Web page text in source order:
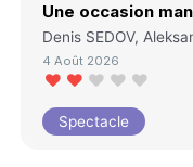
Une occasion
Denis SEDOV,
4 Août 2026
Spectacle